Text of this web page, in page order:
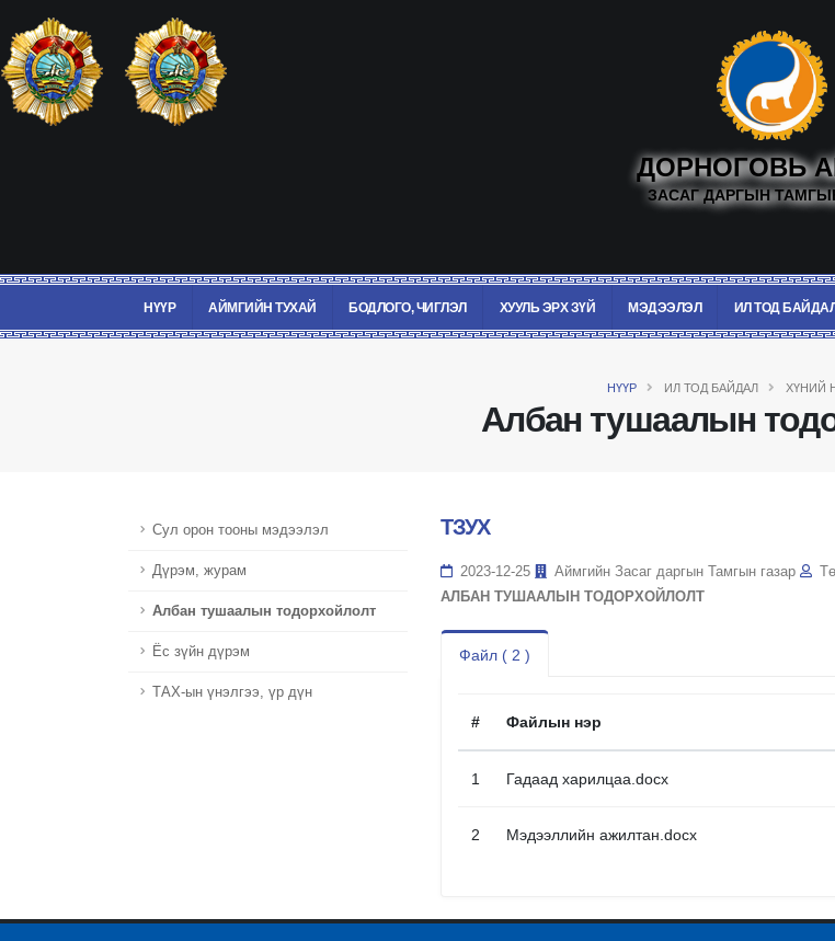
ДОРНОГОВЬ
ЗАСАГ ДАРГЫН
НҮҮР АЙМГИЙН ТУХАЙ БОДЛОГО, ЧИГЛЭЛ ХУУЛЬ ЭРХ ЗҮЙ МЭДЭЭЛЭЛ ИЛ ТОД
НҮҮР ИЛ ТОД БАЙДАЛ ХҮНИЙ
Албан тушаалын
Сул орон тооны мэдээлэл
Дүрэм, журам
Албан тушаалын тодорхойлолт
Ёс зүйн дүрэм
ТАХ-ын үнэлгээ, үр дүн
ТЗУХ
2023-12-25 Аймгийн Засаг даргын Тамгын газар
АЛБАН ТУШААЛЫН ТОДОРХОЙЛОЛТ
Файл ( 2 )
# Файлын нэр
1 Гадаад харилцаа.docx
2 Мэдээллийн ажилтан.docx